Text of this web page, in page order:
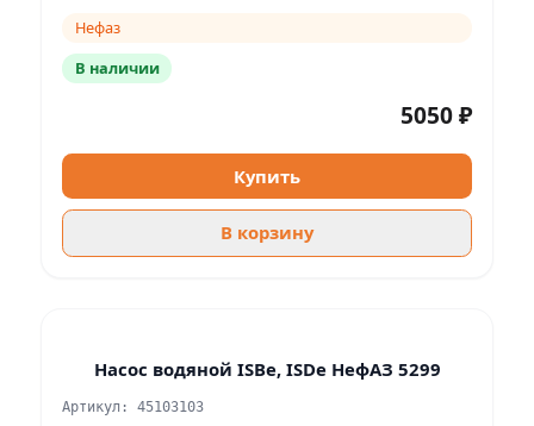
Нефаз
В наличии
5050 ₽
Купить
В корзину
Насос водяной ISBe, ISDe НефАЗ 5299
Артикул: 45103103